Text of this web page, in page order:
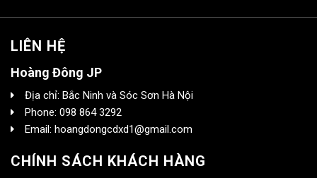
LIÊN HỆ
Hoàng Đông JP
Địa chỉ: Bắc Ninh và Sóc Sơn Hà Nội
Phone: 098 864 3292
Email: hoangdongcdxd1@gmail.com
CHÍNH SÁCH KHÁCH HÀNG